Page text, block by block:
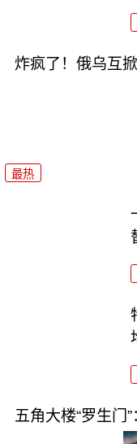
炸疯了！俄乌互
最热
五角大楼“罗生门